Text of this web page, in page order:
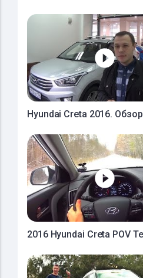
Hyundai Creta 2016.
2016 Hyundai Creta POV